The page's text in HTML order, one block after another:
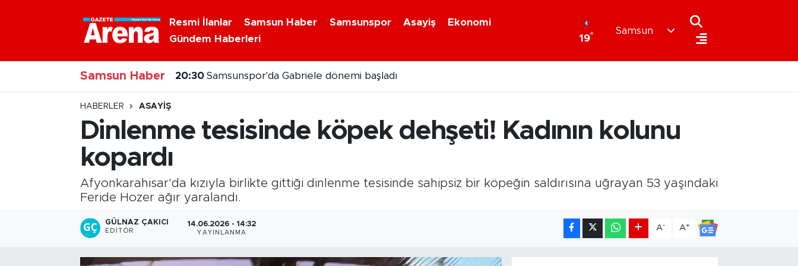
Resmi İlanlar Samsun Haber Samsunspor Asayiş
Ekonomi
Gündem Haberleri
19°
Samsun
Samsun Haber
HABERLER ASAYIŞ
Dinlenme tesisinde köpek dehşeti! Kadının kolunu
kopardı
Afyonkarahisar'da kızıyla birlikte gittiği dinlenme tesisinde sahipsiz bir köpeğin saldırısına uğrayan 53 yaşındaki
Feride Hozer ağır yaralandı.
GÜLNAZ ÇAKICI
EDITÖR
14.06.2026 - 14:32
YAYINLANMA
A- A+
Nöbetçi Eczaneler
Hava Durumu
Samsun Namaz Vakitleri
Trafik Durumu
Süper Lig Puan Durumu ve Fikstür
Tüm Manşetler
Son Dakika Haberleri
Haber Arşivi